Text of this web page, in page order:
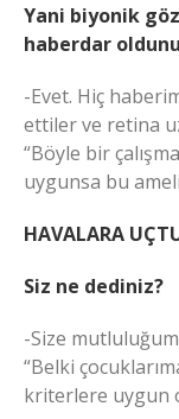
Yani biyonik
haberdar
-Evet. Hiç
ettiler ve retina
“Böyle bir
uygunsa bu
HAVALARA
Siz ne dediniz?
-Size
“Belki
kriterlere uygun